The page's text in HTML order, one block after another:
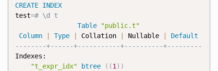
CREATE INDEX
test=
Table
"public.t"
Column
Type Collation Nullable
Default
Indexes:
"t_expr_idx"
btree ( (1) )